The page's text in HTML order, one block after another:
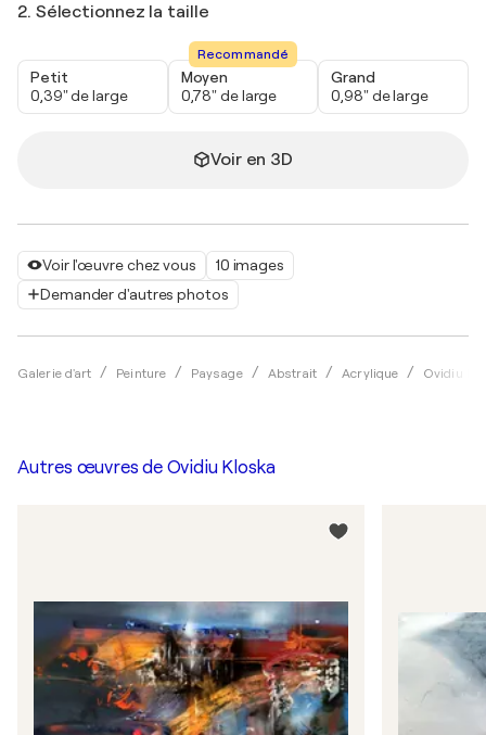
Voir l'œuvre chez vous
10 images
Demander d'autres photos
Galerie d'art Peinture Paysage Abstrait Acrylique Ovidiu
2. Sélectionnez la taille
Petit
0,39" de large
Recommandé
Moyen
0,78" de large
Grand
0,98" de large
Voir en 3D
Autres œuvres de Ovidiu Kloska